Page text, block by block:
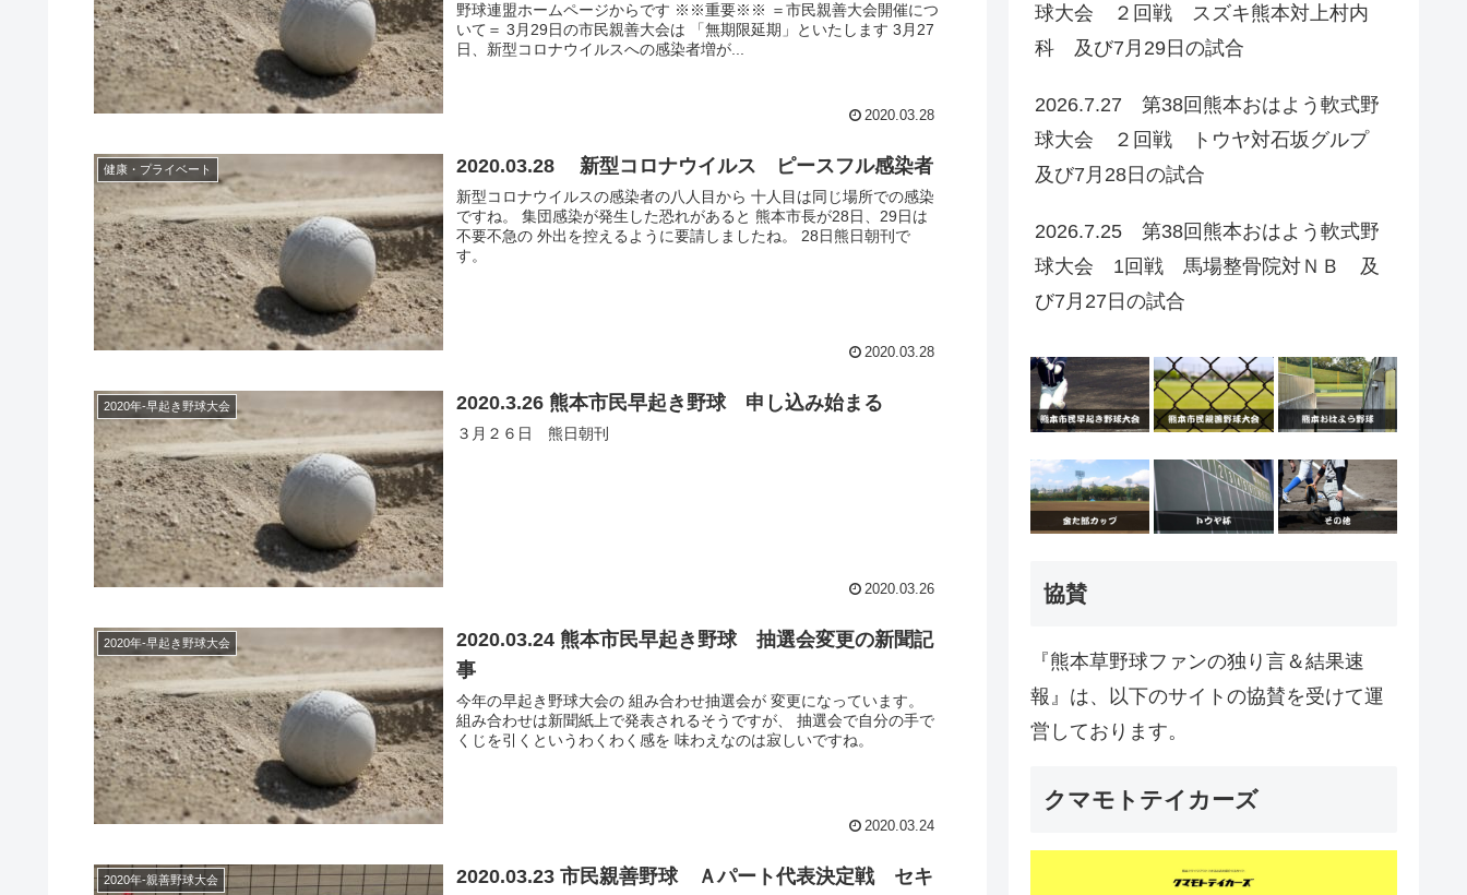
野球連盟ホームページからです ※※重要※※ ＝市民親善大会開催につ
いて＝ 3月29日の市民親善大会は 「無期限延期」といたします 3月27
日、新型コロナウイルスへの感染者増が...
2020.03.28
健康・プライベート 2020.03.28 新型コロナウイルス ピースフル感染者
新型コロナウイルスの感染者の八人目から 十人目は同じ場所での感染
ですね。 集団感染が発生した恐れがあると 熊本市長が28日、29日は
不要不急の 外出を控えるように要請しましたね。 28日熊日朝刊で
す。
2020.03.28
2020年-早起き野球大会 2020.3.26 熊本市民早起き野球 申し込み始まる
３月２６日 熊日朝刊
2020.03.26
2020年-早起き野球大会
2020.03.24 熊本市民早起き野球 抽選会変更の新聞記
事
今年の早起き野球大会の 組み合わせ抽選会が 変更になっています。
組み合わせは新聞紙上で発表されるそうですが、 抽選会で自分の手で
くじを引くというわくわく感を 味わえなのは寂しいですね。
2020.03.24
2020年-親善野球大会
2020.03.23 市民親善野球 Ａパート代表決定戦 セキ
球大会 ２回戦 スズキ熊本対上村内
科 及び7月29日の試合
2026.7.27 第38回熊本おはよう軟式野
球大会 ２回戦 トウヤ対石坂グルプ
及び7月28日の試合
2026.7.25 第38回熊本おはよう軟式野
球大会 1回戦 馬場整骨院対ＮＢ 及
び7月27日の試合
協賛
『熊本草野球ファンの独り言＆結果速
報』は、以下のサイトの協賛を受けて運
営しております。
クマモトテイカーズ